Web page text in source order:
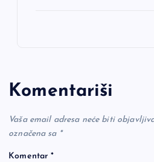
Komentariši
Vaša email adresa neće biti
označena sa *
Komentar*